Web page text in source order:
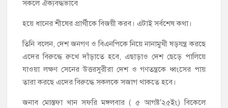
সকলে ঐক্যবদ্ধভাবে
হয়ে ধানের শীষের প্রার্থীকে বিজয়ী করব। এটাই সর্বশেষ কথা।
তিনি বলেন, দেশ জনগণ ও বিএনপিকে নিয়ে নানামুখী ষড়যন্ত্র করছে
এদের বিরুদ্ধে রুখে দাঁড়াতে হবে, এছাড়াও দেশ ছেড়ে পালিয়ে
যাওয়া লক্ষণ সেনের উত্তরসুরীরা দেশ ও গণতন্ত্রকে ধ্বংসের পায়
তারা করছে এদের বিরুদ্ধে সকলকে সজাগ থাকতে হবে।
জনাব মোস্তফা খান সফরি মঙ্গলবার ( ৫ আগষ্ট’২৫ইং) বিকেলে